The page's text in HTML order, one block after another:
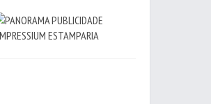
ESTAMPARIA